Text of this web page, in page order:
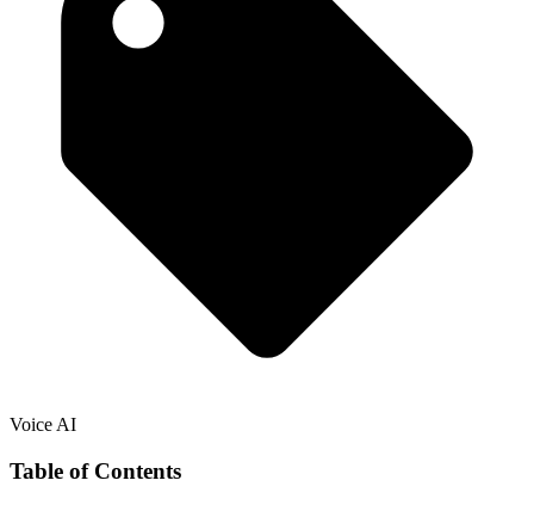
Voice AI
Table of Contents